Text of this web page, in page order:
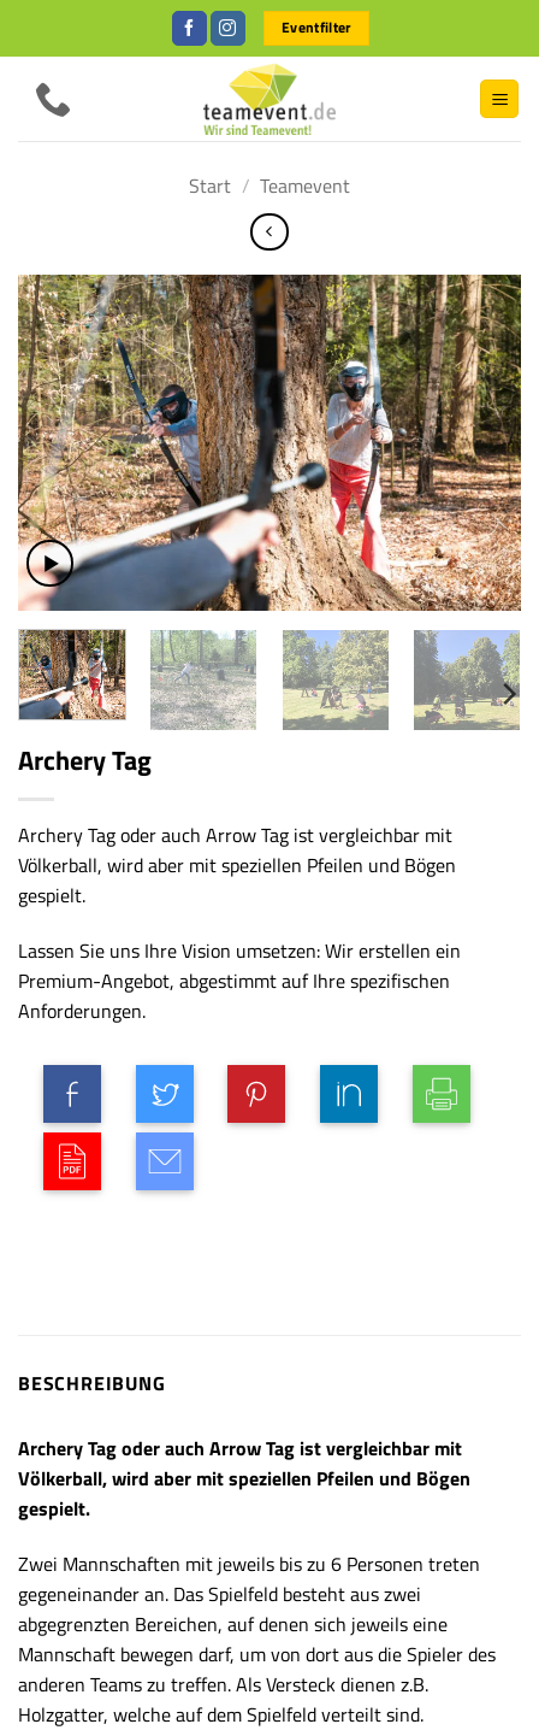
Eventfilter
Start / Teamevent
Archery Tag
Archery Tag oder auch Arrow Tag ist vergleichbar mit
Völkerball, wird aber mit speziellen Pfeilen und Bögen
gespielt.
Lassen Sie uns Ihre Vision umsetzen: Wir erstellen ein
Premium-Angebot, abgestimmt auf Ihre spezifischen
Anforderungen.
BESCHREIBUNG
Archery Tag oder auch Arrow Tag ist vergleichbar mit
Völkerball, wird aber mit speziellen Pfeilen und Bögen
gespielt.
Zwei Mannschaften mit jeweils bis zu 6 Personen treten
gegeneinander an. Das Spielfeld besteht aus zwei
abgegrenzten Bereichen, auf denen sich jeweils eine
Mannschaft bewegen darf, um von dort aus die Spieler des
anderen Teams zu treffen. Als Versteck dienen z.B.
Holzgatter, welche auf dem Spielfeld verteilt sind.